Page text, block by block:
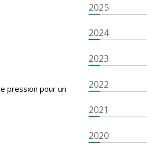
pression pour un
2025
2024
2023
2022
2021
2020